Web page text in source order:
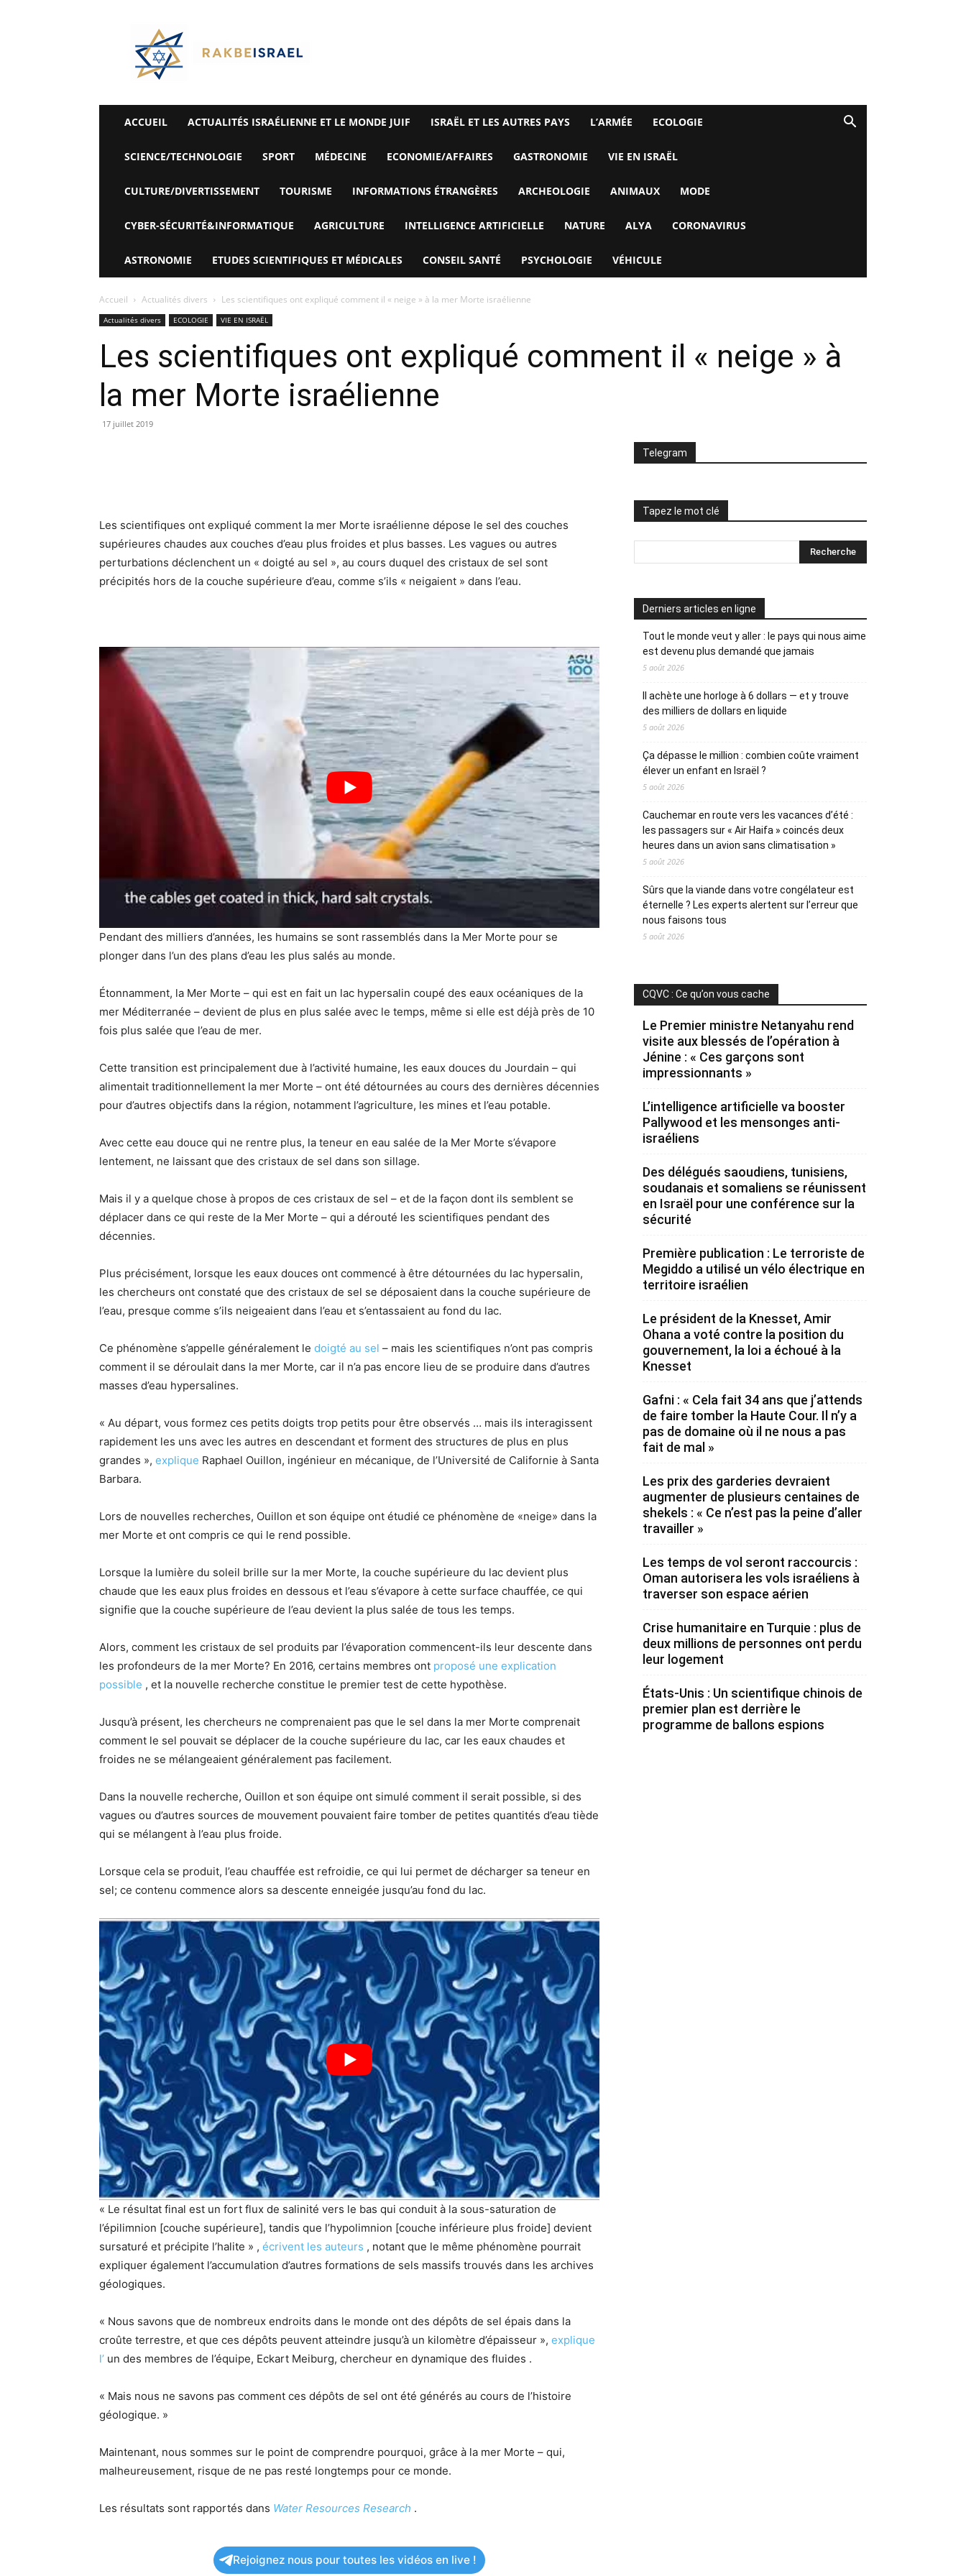
Rak
Be
Israel-
Alyaexpress-
News
ACCUEIL ACTUALITÉS ISRAÉLIENNE ET LE MONDE JUIF ISRAËL ET LES AUTRES PAYS L’ARMÉE ECOLOGIE
SCIENCE/TECHNOLOGIE SPORT MÉDECINE ECONOMIE/AFFAIRES GASTRONOMIE VIE EN ISRAËL
CULTURE/DIVERTISSEMENT TOURISME INFORMATIONS ÉTRANGÈRES ARCHEOLOGIE ANIMAUX MODE
CYBER-SÉCURITÉ&INFORMATIQUE AGRICULTURE INTELLIGENCE ARTIFICIELLE NATURE ALYA CORONAVIRUS
ASTRONOMIE ETUDES SCIENTIFIQUES ET MÉDICALES CONSEIL SANTÉ PSYCHOLOGIE VÉHICULE
Accueil Actualités divers Les scientifiques ont expliqué comment il « neige » à la mer Morte israélienne
Actualités divers ECOLOGIE VIE EN ISRAËL
Les scientifiques ont expliqué comment il « neige » à
la mer Morte israélienne
17 juillet 2019
Les scientifiques ont expliqué comment la mer Morte israélienne dépose le sel des couches
supérieures chaudes aux couches d’eau plus froides et plus basses. Les vagues ou autres
perturbations déclenchent un « doigté au sel », au cours duquel des cristaux de sel sont
précipités hors de la couche supérieure d’eau, comme s’ils « neigaient » dans l’eau.
Pendant des milliers d’années, les humains se sont rassemblés dans la Mer Morte pour se
plonger dans l’un des plans d’eau les plus salés au monde.
Étonnamment, la Mer Morte – qui est en fait un lac hypersalin coupé des eaux océaniques de la
mer Méditerranée – devient de plus en plus salée avec le temps, même si elle est déjà près de 10
fois plus salée que l’eau de mer.
Cette transition est principalement due à l’activité humaine, les eaux douces du Jourdain – qui
alimentait traditionnellement la mer Morte – ont été détournées au cours des dernières décennies
pour d’autres objectifs dans la région, notamment l’agriculture, les mines et l’eau potable.
Avec cette eau douce qui ne rentre plus, la teneur en eau salée de la Mer Morte s’évapore
lentement, ne laissant que des cristaux de sel dans son sillage.
Mais il y a quelque chose à propos de ces cristaux de sel – et de la façon dont ils semblent se
déplacer dans ce qui reste de la Mer Morte – qui a dérouté les scientifiques pendant des
décennies.
Plus précisément, lorsque les eaux douces ont commencé à être détournées du lac hypersalin,
les chercheurs ont constaté que des cristaux de sel se déposaient dans la couche supérieure de
l’eau, presque comme s’ils neigeaient dans l’eau et s’entassaient au fond du lac.
Ce phénomène s’appelle généralement le doigté au sel – mais les scientifiques n’ont pas compris
comment il se déroulait dans la mer Morte, car il n’a pas encore lieu de se produire dans d’autres
masses d’eau hypersalines.
« Au départ, vous formez ces petits doigts trop petits pour être observés … mais ils interagissent
rapidement les uns avec les autres en descendant et forment des structures de plus en plus
grandes », explique Raphael Ouillon, ingénieur en mécanique, de l’Université de Californie à Santa
Barbara.
Lors de nouvelles recherches, Ouillon et son équipe ont étudié ce phénomène de «neige» dans la
mer Morte et ont compris ce qui le rend possible.
Lorsque la lumière du soleil brille sur la mer Morte, la couche supérieure du lac devient plus
chaude que les eaux plus froides en dessous et l’eau s’évapore à cette surface chauffée, ce qui
signifie que la couche supérieure de l’eau devient la plus salée de tous les temps.
Alors, comment les cristaux de sel produits par l’évaporation commencent-ils leur descente dans
les profondeurs de la mer Morte? En 2016, certains membres ont proposé une explication
possible , et la nouvelle recherche constitue le premier test de cette hypothèse.
Jusqu’à présent, les chercheurs ne comprenaient pas que le sel dans la mer Morte comprenait
comment le sel pouvait se déplacer de la couche supérieure du lac, car les eaux chaudes et
froides ne se mélangeaient généralement pas facilement.
Dans la nouvelle recherche, Ouillon et son équipe ont simulé comment il serait possible, si des
vagues ou d’autres sources de mouvement pouvaient faire tomber de petites quantités d’eau tiède
qui se mélangent à l’eau plus froide.
Lorsque cela se produit, l’eau chauffée est refroidie, ce qui lui permet de décharger sa teneur en
sel; ce contenu commence alors sa descente enneigée jusqu’au fond du lac.
« Le résultat final est un fort flux de salinité vers le bas qui conduit à la sous-saturation de
l’épilimnion [couche supérieure], tandis que l’hypolimnion [couche inférieure plus froide] devient
sursaturé et précipite l’halite » , écrivent les auteurs , notant que le même phénomène pourrait
expliquer également l’accumulation d’autres formations de sels massifs trouvés dans les archives
géologiques.
« Nous savons que de nombreux endroits dans le monde ont des dépôts de sel épais dans la
croûte terrestre, et que ces dépôts peuvent atteindre jusqu’à un kilomètre d’épaisseur », explique
l’ un des membres de l’équipe, Eckart Meiburg, chercheur en dynamique des fluides .
« Mais nous ne savons pas comment ces dépôts de sel ont été générés au cours de l’histoire
géologique. »
Maintenant, nous sommes sur le point de comprendre pourquoi, grâce à la mer Morte – qui,
malheureusement, risque de ne pas resté longtemps pour ce monde.
Les résultats sont rapportés dans Water Resources Research .
Rejoignez nous pour toutes les vidéos en live !
Telegram
Tapez le mot clé
Derniers articles en ligne
Tout le monde veut y aller : le pays qui nous aime
est devenu plus demandé que jamais
5 août 2026
Il achète une horloge à 6 dollars — et y trouve
des milliers de dollars en liquide
5 août 2026
Ça dépasse le million : combien coûte vraiment
élever un enfant en Israël ?
5 août 2026
Cauchemar en route vers les vacances d’été :
les passagers sur « Air Haifa » coincés deux
heures dans un avion sans climatisation »
5 août 2026
Sûrs que la viande dans votre congélateur est
éternelle ? Les experts alertent sur l’erreur que
nous faisons tous
5 août 2026
CQVC : Ce qu’on vous cache
Le Premier ministre Netanyahu rend
visite aux blessés de l’opération à
Jénine : « Ces garçons sont
impressionnants »
L’intelligence artificielle va booster
Pallywood et les mensonges anti-
israéliens
Des délégués saoudiens, tunisiens,
soudanais et somaliens se réunissent
en Israël pour une conférence sur la
sécurité
Première publication : Le terroriste de
Megiddo a utilisé un vélo électrique en
territoire israélien
Le président de la Knesset, Amir
Ohana a voté contre la position du
gouvernement, la loi a échoué à la
Knesset
Gafni : « Cela fait 34 ans que j’attends
de faire tomber la Haute Cour. Il n’y a
pas de domaine où il ne nous a pas
fait de mal »
Les prix des garderies devraient
augmenter de plusieurs centaines de
shekels : « Ce n’est pas la peine d’aller
travailler »
Les temps de vol seront raccourcis :
Oman autorisera les vols israéliens à
traverser son espace aérien
Crise humanitaire en Turquie : plus de
deux millions de personnes ont perdu
leur logement
États-Unis : Un scientifique chinois de
premier plan est derrière le
programme de ballons espions